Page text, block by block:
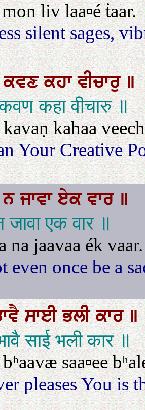
liv laa▫é ṫaar.
silent sages,
ਕਵਣਕਹਾਵੀਚਾਰੁ॥
कहा वीचारु ॥
kahaa
Your Creative
ਨ ਜਾਵਾ ਏਕ ਵਾਰ ॥
जावा एक वार ॥
na jaavaa ék vaar.
even once be a
ਸਾਈਭਲੀਕਾਰ॥
साई भली कार ॥
saa▫ee
pleases You is